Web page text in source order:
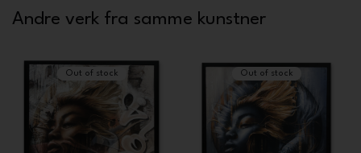
Andre verk fra samme kunstner
Out of stock Out of stock